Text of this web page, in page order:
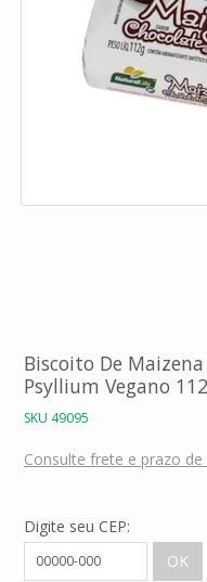
Biscoito De
Psyllium Vegano
SKU 49095
Consulte frete e prazo
Digite seu CEP: